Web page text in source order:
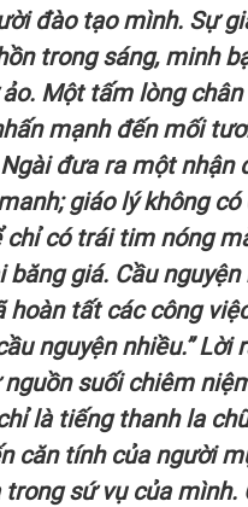
đào tạo mình. Sự
trong sáng, minh
Một tấm lòng
mạnh đến mối
đưa ra một nhận
giáo lý không
chỉ có trái tim nóng
băng giá. Cầu
hoàn tất các công
nguyện nhiều.”
suối chiêm
là tiếng thanh la
căn tính của người
trong sứ vụ của